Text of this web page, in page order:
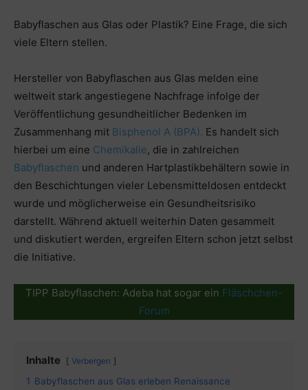
Babyflaschen aus Glas oder Plastik? Eine Frage, die sich
viele Eltern stellen.
Hersteller von Babyflaschen aus Glas melden eine
weltweit stark angestiegene Nachfrage infolge der
Veröffentlichung gesundheitlicher Bedenken im
Zusammenhang mit Bisphenol A (BPA). Es handelt sich
hierbei um eine Chemikalie, die in zahlreichen
Babyflaschen und anderen Hartplastikbehältern sowie in
den Beschichtungen vieler Lebensmitteldosen entdeckt
wurde und möglicherweise ein Gesundheitsrisiko
darstellt. Während aktuell weiterhin Daten gesammelt
und diskutiert werden, ergreifen Eltern schon jetzt selbst
die Initiative.
TIPP Babyflaschen: Adeba hat sogar ein Fläschchen-
Forum
Inhalte Verbergen
1 Babyflaschen aus Glas erleben Renaissance